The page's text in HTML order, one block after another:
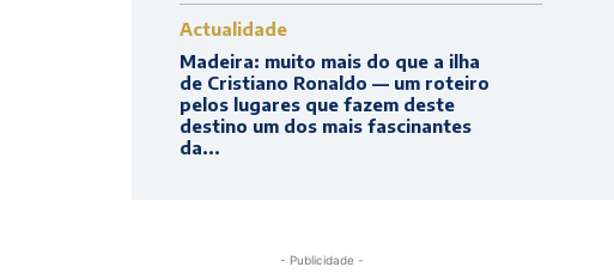
Actualidade
Madeira: muito mais do que a ilha
de Cristiano Ronaldo — um roteiro
pelos lugares que fazem deste
destino um dos mais fascinantes
da...
- Publicidade -